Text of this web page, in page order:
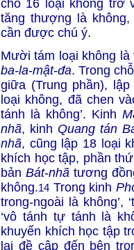
chỗ 16 loại không trở
tăng thượng là không,
cần được chú ý.
Mười tám loại không
ba-la-mật-đa. Trong
giữa (Trung phần),
loại không, đã chen
tánh là không’. Kinh
nhã, kinh Quang tán
nhã, cũng lập 18 loại
khích học tập, phần
bảnBát-nhã tương
không.14 Trong kinh
trong-ngoài là không’,
‘vô tánh tự tánh là
khuyến khích học tập
lại đề cập đến bên